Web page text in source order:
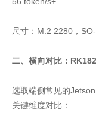
尺寸：M.2 2280，
二、横向对比：
选取端侧常见的
关键维度对比：